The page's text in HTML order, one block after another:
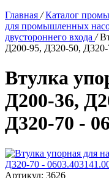
Главная / Каталог
для промышленных
двустороннего входа /
Д200-95, Д320-50,
Втулка
Д200-36,
Д320-70 -
Артикул: 3626